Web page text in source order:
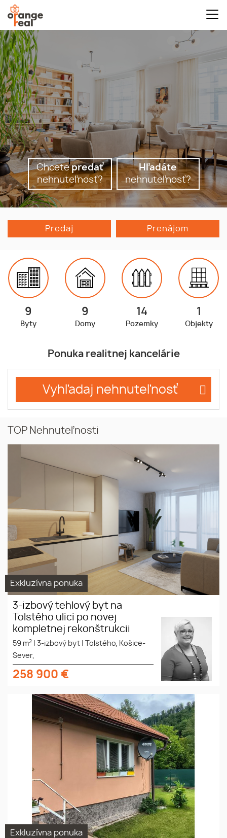
Chcetepredať
nehnuteľnosť?
Hľadáte
nehnuteľnosť?
Predaj Prenájom
9
Byty
9
Domy
14
Pozemky
1
Objekty
Ponuka realitnej kancelárie
Vyhľadaj nehnuteľnosť
TOP Nehnuteľnosti
Exkluzívna ponuka
3-izbový tehlový byt na
Tolstého ulici po novej
kompletnej rekonštrukcii
59 m2 3-izbový byt
Tolstého, Košice-
Sever,
258 900 €
dom, blízko Košic, krásna
príroda,
Exkluzívna ponuka